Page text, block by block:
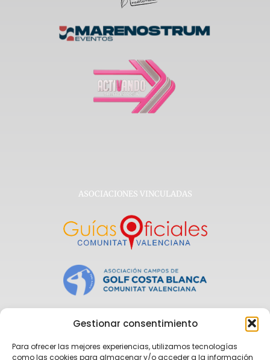
Gestionar consentimiento
Para ofrecer las mejores experiencias, utilizamos tecnologías
como las cookies para almacenar y/o acceder a la información
ASOCIACIONES VINCULADAS